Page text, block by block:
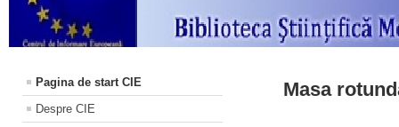
Pagina de start CIE
Despre CIE
Masa